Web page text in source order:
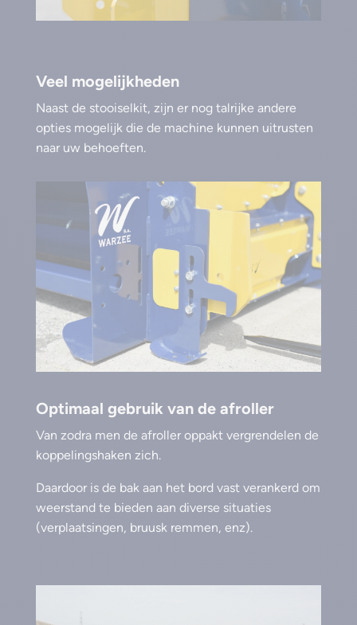
Veel mogelijkheden
Naast de stooiselkit, zijn er nog talrijke andere
opties mogelijk die de machine kunnen uitrusten
naar uw behoeften.
Optimaal gebruik van de afroller
Van zodra men de afroller oppakt vergrendelen de
koppelingshaken zich.
Daardoor is de bak aan het bord vast verankerd om
weerstand te bieden aan diverse situaties
(verplaatsingen, bruusk remmen, enz).